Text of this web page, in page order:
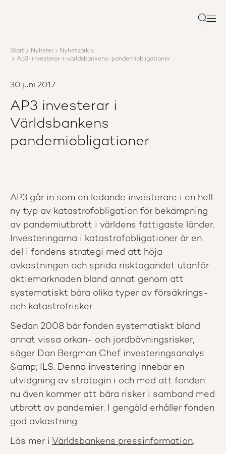
Rapporter
Sök
Start Nyheter
Nyhetsarkiv
Ap3-investerar-i-varldsbankens-pandemiobligationer
30 juni 2017
AP3 investerar i
Världsbankens
pandemiobligationer
AP3 går in som en ledande investerare i en helt
ny typ av katastrofobligation för bekämpning
av pandemiutbrott i världens fattigaste länder.
Investeringarna i katastrofobligationer är en
del i fondens strategi med att höja
avkastningen och sprida risktagandet utanför
aktiemarknaden bland annat genom att
systematiskt bära olika typer av försäkrings-
och katastrofrisker.
Sedan 2008 bär fonden systematiskt bland
annat vissa orkan- och jordbävningsrisker,
säger Dan Bergman Chef investeringsanalys
&amp; ILS. Denna investering innebär en
utvidgning av strategin i och med att fonden
nu även kommer att bära risker i samband med
utbrott av pandemier. I gengäld erhåller fonden
god avkastning.
Läs mer i Världsbankens pressinformation.